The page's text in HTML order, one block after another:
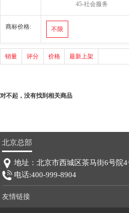
45-社会服务
商标价格: 不限
销量 评分 价格 最新上架
对不起，没有找到相关商品
北京总部
地址：北京市西城区茶马街6号院4
电话:400-999-8904
友情链接